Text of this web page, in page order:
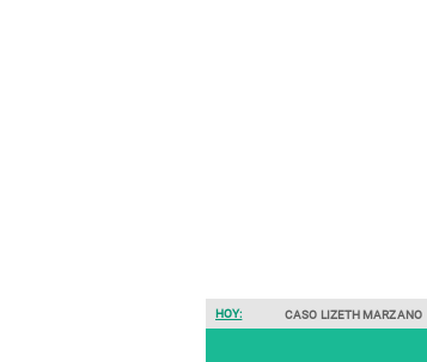
HOY: CASO LIZETH MARZANO